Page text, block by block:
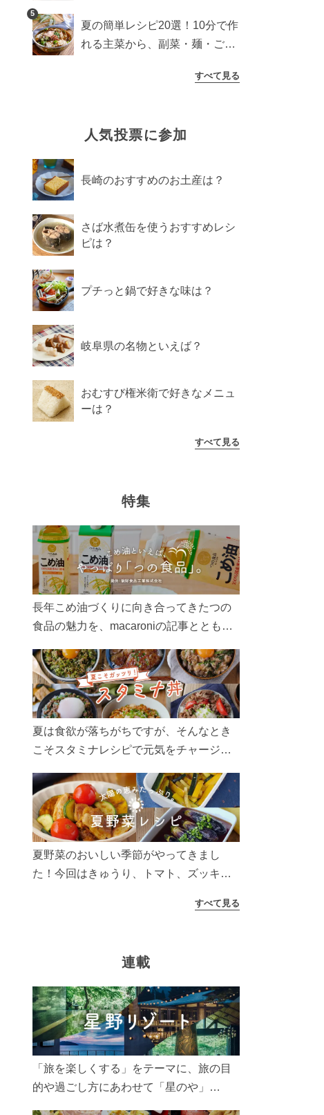
5
夏の簡単レシピ20選！10分で作
れる主菜から、副菜・麺・ごは
すべて見る
人気投票に参加
長崎のおすすめのお土産は？
さば水煮缶を使うおすすめレシ
ピは？
プチっと鍋で好きな味は？
岐阜県の名物といえば？
おむすび権米衛で好きなメニュ
ーは？
すべて見る
特集
長年こめ油づくりに向き合ってきたつの
食品の魅力を、macaroniの記事とともに
ん、製造現場や品質へのこだわりまで。
こめ油をもっと好きになるコンテンツを
ぜひお楽しみください。
夏は食欲が落ちがちですが、そんなとき
こそスタミナレシピで元気をチャージ！
リ食べて、夏バテを吹き飛ばしましょ
う！
夏野菜のおいしい季節がやってきまし
た！今回はきゅうり、トマト、ズッキー
太陽の光をたっぷりあびた夏野菜は栄養
すべて見る
連載
「旅を楽しくする」をテーマに、旅の目
的や過ごし方にあわせて「星のや」